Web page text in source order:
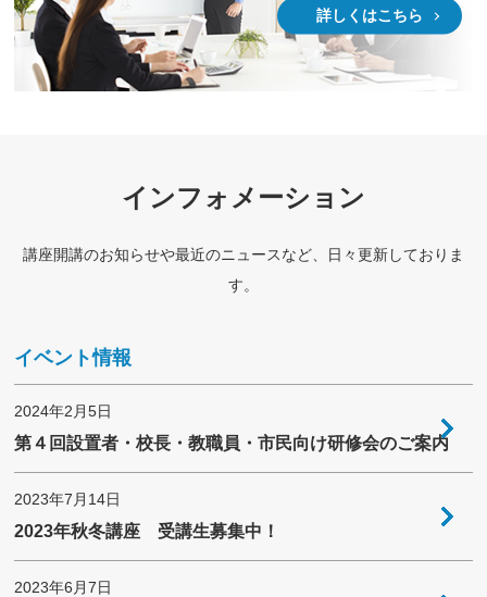
詳しくはこちら
インフォメーション
講座開講のお知らせや最近のニュースなど、日々更新しておりま
す。
イベント情報
2024年2月5日
第４回設置者・校長・教職員・市民向け研修会のご案内
2023年7月14日
2023年秋冬講座 受講生募集中！
2023年6月7日